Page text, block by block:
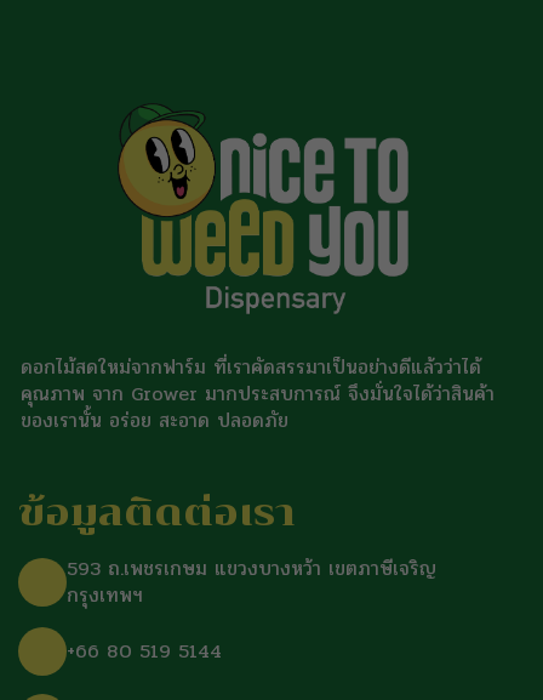
ดอกไม้สดใหม่จากฟาร์ม ที่เราคัดสรรมาเป็นอย่างดีแล้วว่าได้
คุณภาพ จาก Grower มากประสบการณ์ จึงมั่นใจได้ว่าสินค้า
ของเรานั้น อร่อย สะอาด ปลอดภัย
ข้อมูลติดต่อเรา
593 ถ.เพชรเกษม แขวงบางหว้า เขตภาษีเจริญ
กรุงเทพฯ
+66 80 519 5144